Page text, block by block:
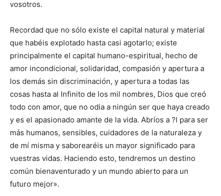
vosotros.
Recordad que no sólo existe el capital natural y material
que habéis explotado hasta casi agotarlo; existe
principalmente el capital humano-espiritual, hecho de
amor incondicional, solidaridad, compasión y apertura a
los demás sin discriminación, y apertura a todas las
cosas hasta al Infinito de los mil nombres, Dios que creó
todo con amor, que no odia a ningún ser que haya creado
y es el apasionado amante de la vida. Abríos a ?l para ser
más humanos, sensibles, cuidadores de la naturaleza y
de mí misma y saborearéis un mayor significado para
vuestras vidas. Haciendo esto, tendremos un destino
común bienaventurado y un mundo abierto para un
futuro mejor».